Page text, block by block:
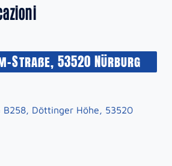
Straße, 53520 Nürburg
B258, Döttinger Höhe, 53520